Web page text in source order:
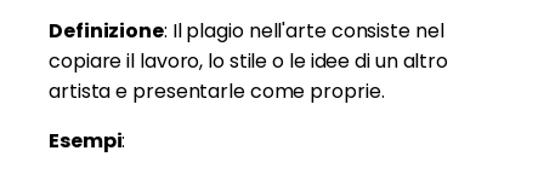
Definizione: Il plagio nell'arte consiste nel
copiare il lavoro, lo stile o le idee di un altro
artista e presentarle come proprie.
Esempi: